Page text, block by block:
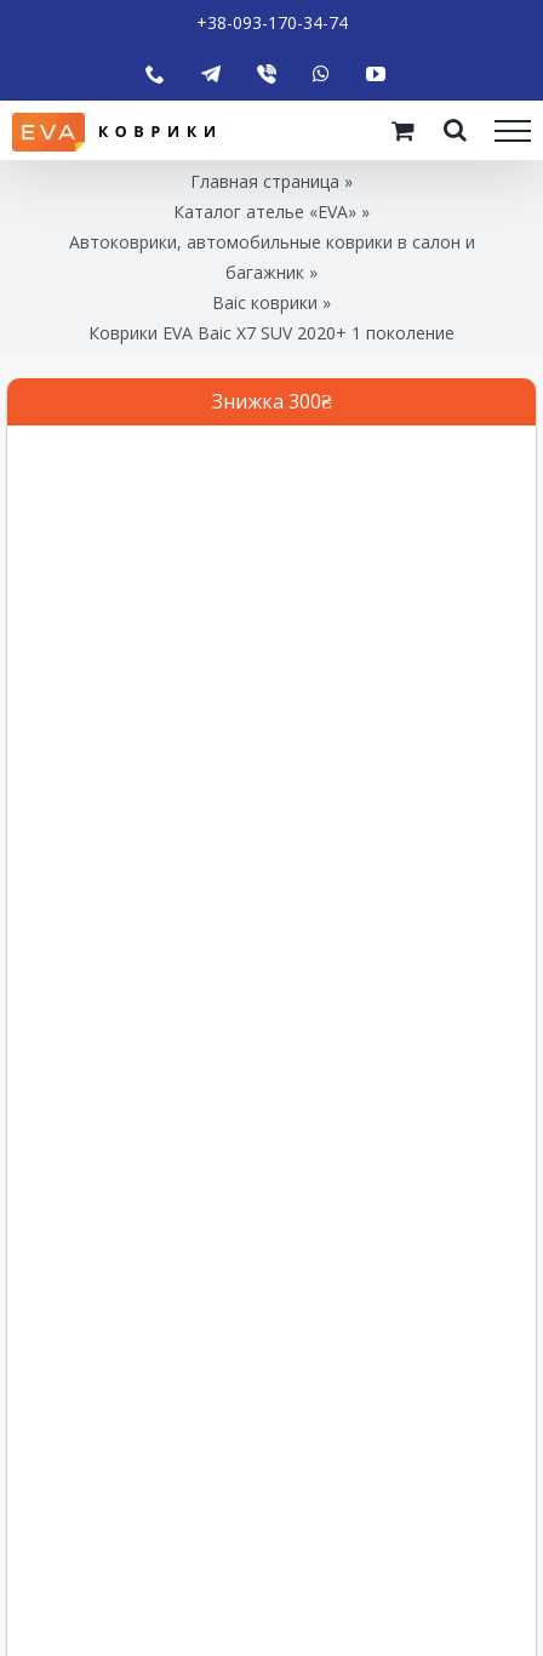
+38-093-170-34-74
Главная страница »
Каталог ателье «EVA» »
Автоковрики, автомобильные коврики в салон и
багажник »
Baic коврики »
Коврики EVA Baic X7 SUV 2020+ 1 поколение
Знижка 300₴